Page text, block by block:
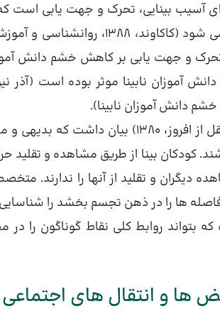
آسیب بینایی، تحرک و جهت یابی است
اجتماعی، زبانی و عاطفی نیز مختل می
تحرک و جهت یابی بر کاهش خشم دانش
دانش آموزان نابینا).
تحرک و جهت یابی: فرل (1983، به نقل از
کودکان بینا از طریق مشاهده و تقلید
دیگران و تقلید از آنها را ندارند.
فاصله ها را در ذهن تجسم بخشد را
روابط کلی نقاط گوناگون را در